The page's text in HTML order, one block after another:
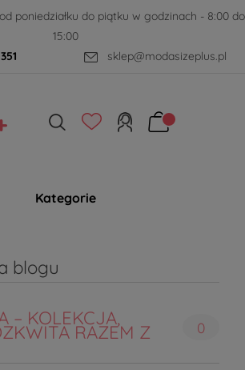
poniedziałku do piątku w godzinach - 8:00 do
15:00
sklep@modasizeplus.pl
Kategorie
blogu
– KOLEKCJA,
RAZEM Z 0